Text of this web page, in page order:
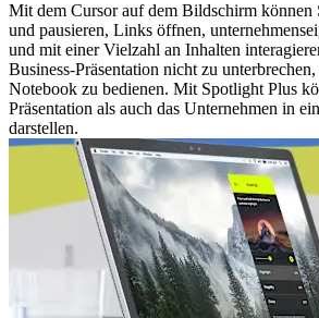
Mit dem Cursor auf dem Bildschirm können
und pausieren, Links öffnen,
und mit einer Vielzahl an Inhalten
Business-Präsentation nicht zu
Notebook zu bedienen. Mit Spotlight Plus
Präsentation als auch das Unternehmen in
darstellen.